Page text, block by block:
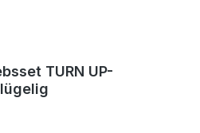
TURN UP-